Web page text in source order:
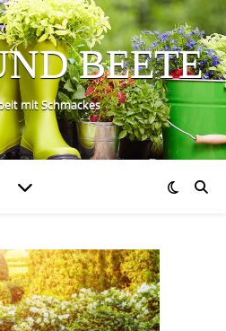
BEETE
mit Schmackes